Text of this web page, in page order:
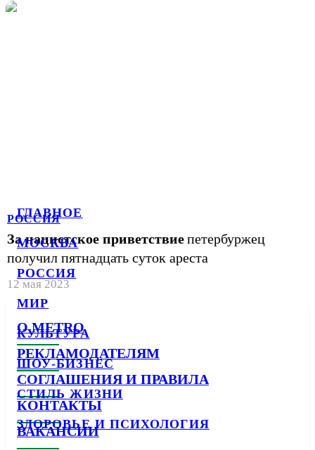
ГЛАВНОЕ
МОСКВА
РОССИЯ
МИР
КУЛЬТУРА
ШОУ-БИЗНЕС
СТИЛЬ ЖИЗНИ
ЗДОРОВЬЕ И ПСИХОЛОГИЯ
РОССИЯ
За нацистское приветствиепетербуржец
получил пятнадцать суток ареста
12 мая 2023
О METRO
РЕКЛАМОДАТЕЛЯМ
СОГЛАШЕНИЯ И ПРАВИЛА
КОНТАКТЫ
ВАКАНСИИ